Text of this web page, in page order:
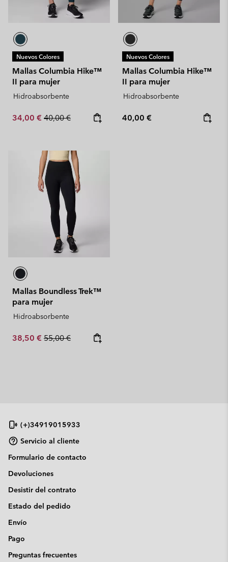
Nuevos Colores
Mallas Columbia Hike™
II para mujer
Hidroabsorbente
Sale price:
34,00 € Regular price:
40,00 €
Nuevos Colores
Mallas Columbia Hike™
II para mujer
Hidroabsorbente
Regular price:
40,00 €
Mallas Boundless Trek™
para mujer
Hidroabsorbente
Sale price:
38,50 € Regular price:
55,00 €
(+)34919015933
Servicio al cliente
Formulario de contacto
Devoluciones
Desistir del contrato
Estado del pedido
Envío
Pago
Preguntas frecuentes